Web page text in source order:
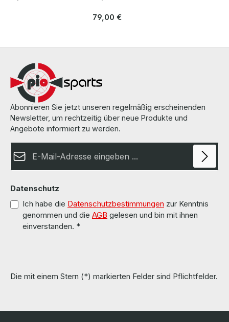
Color / Buchsenfarbe black / schwarz More information and details
Informationen und Details finden Sie auf den Seiten des
Regulärer Preis:
79,00 €
Abonnieren Sie jetzt unseren regelmäßig erscheinenden
Newsletter, um rechtzeitig über neue Produkte und
Angebote informiert zu werden.
Datenschutz
Ich habe die Datenschutzbestimmungen zur Kenntnis
genommen und die AGB gelesen und bin mit ihnen
einverstanden. *
Die mit einem Stern (*) markierten Felder sind Pflichtfelder.